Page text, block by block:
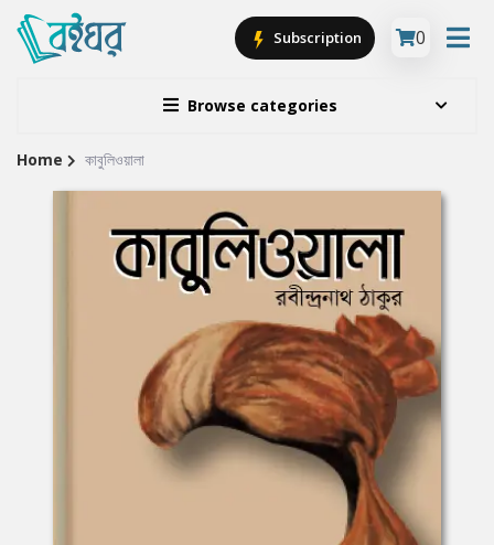
Browse categories
Subscription 0
Site
Home কাবুলিওয়ালা